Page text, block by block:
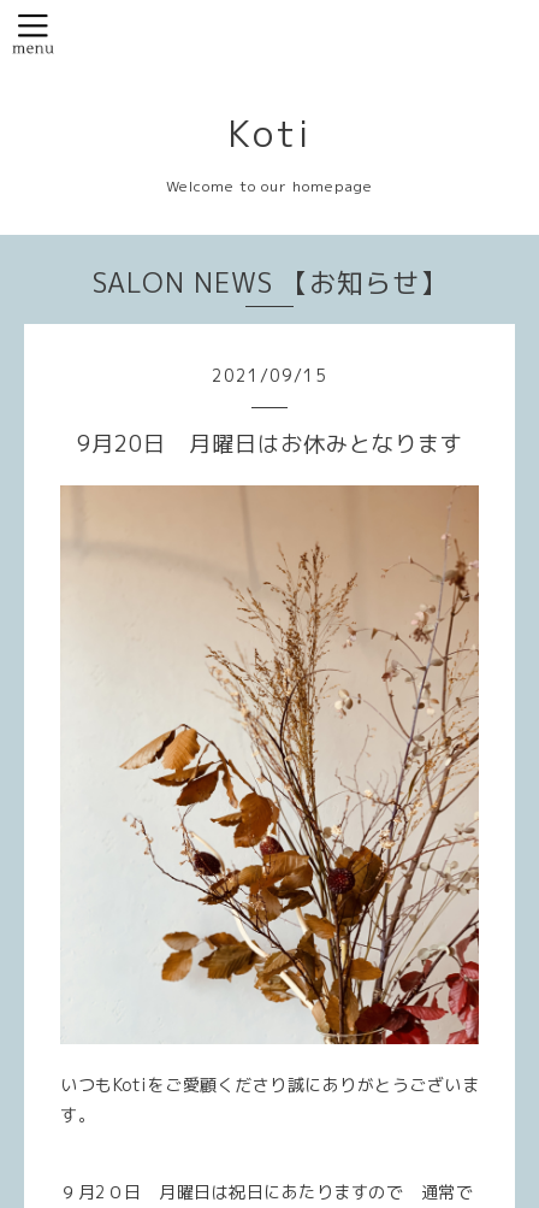
Koti
Welcome to our homepage
SALON NEWS 【お知らせ】
2021 /09/15
9月20日 月曜日はお休みとなります
いつもKotiをご愛顧くださり誠にありがとうございま
す。
９月2０日 月曜日は祝日にあたりますので 通常で